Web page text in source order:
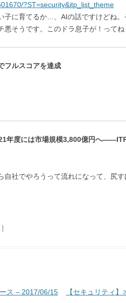
?ST=security&itp_list_theme
子に育てるか…、AIの話ですけどね
そうです。このドラ息子が！ってね
フルスコアを達成
年度には市場規模3,800億円へ
社でやろうって流れになって、尻す
ス – 2017/06/15 【セキュリティ